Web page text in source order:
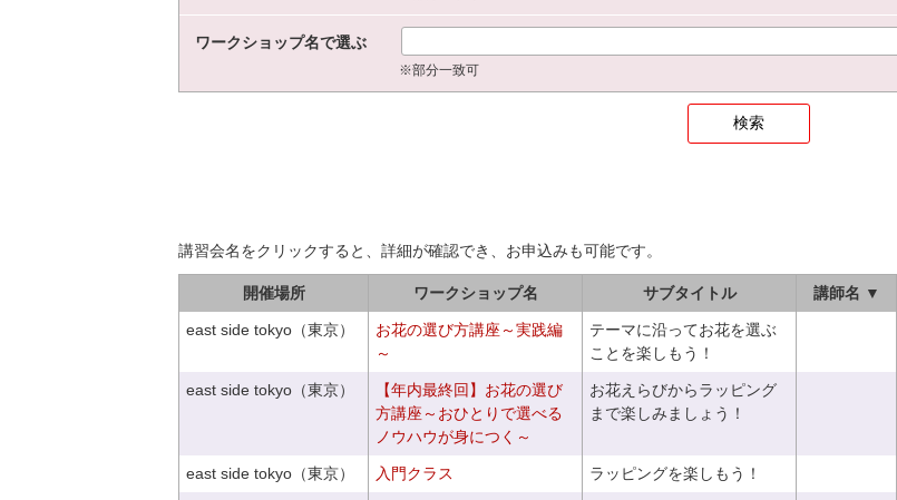
ワークショップ名で選ぶ
※部分一致可
講習会名をクリックすると、詳細が確認でき、お申込みも可能です。
開催場所 ワークショップ名 サブタイトル 講師名 ▼
east side tokyo（東京）
お花の選び方講座～実践編
～
テーマに沿ってお花を選ぶ
ことを楽しもう！
east side tokyo（東京）
【年内最終回】お花の選び
方講座～おひとりで選べる
ノウハウが身につく～
お花えらびからラッピング
まで楽しみましょう！
east side tokyo（東京） 入門クラス ラッピングを楽しもう！